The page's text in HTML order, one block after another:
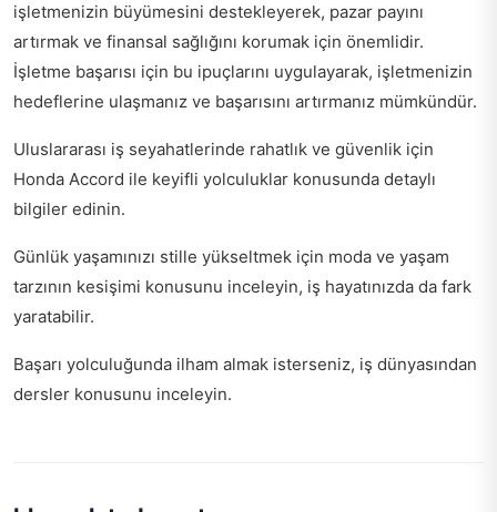
işletmenizin büyümesini destekleyerek, pazar payını
artırmak ve finansal sağlığını korumak için önemlidir.
İşletme başarısı için bu ipuçlarını uygulayarak, işletmenizin
hedeflerine ulaşmanız ve başarısını artırmanız mümkündür.
Uluslararası iş seyahatlerinde rahatlık ve güvenlik için
Honda Accord ile keyifli yolculuklar konusunda detaylı
bilgiler edinin.
Günlük yaşamınızı stille yükseltmek için moda ve yaşam
tarzının kesişimi konusunu inceleyin, iş hayatınızda da fark
yaratabilir.
Başarı yolculuğunda ilham almak isterseniz, iş dünyasından
dersler konusunu inceleyin.